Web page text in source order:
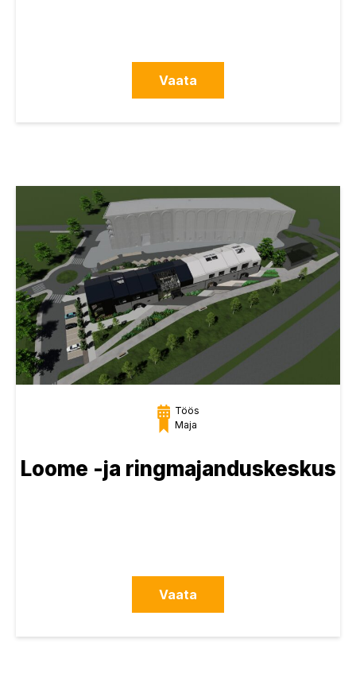
Vaata
Töös
Maja
Loome -ja ringmajanduskeskus
Vaata